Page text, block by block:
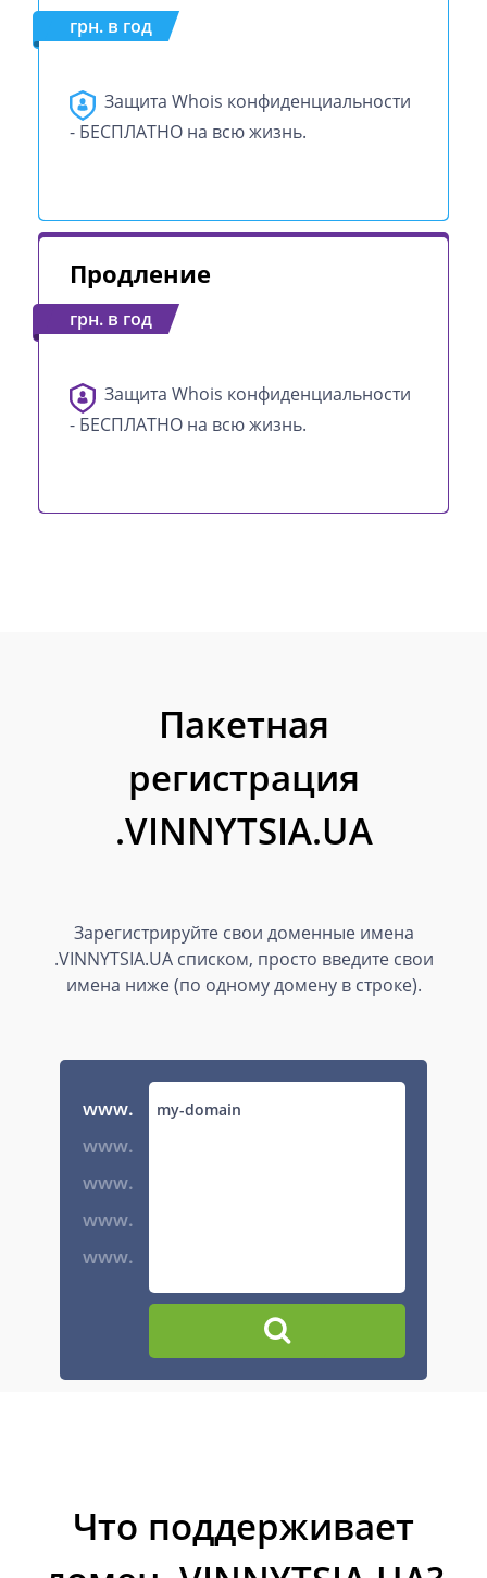
грн. в год
Защита Whois конфиденциальности
- БЕСПЛАТНО на всю жизнь.
Продление
грн. в год
Защита Whois конфиденциальности
- БЕСПЛАТНО на всю жизнь.
Пакетная
регистрация
.VINNYTSIA.UA
Зарегистрируйте свои доменные имена
.VINNYTSIA.UA списком, просто введите свои
имена ниже (по одному домену в строке).
www.
www.
www.
www.
www.
Что поддерживает